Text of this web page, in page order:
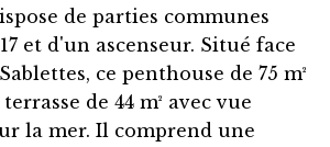
de parties communes
et d'un ascenseur. Situé face
ce penthouse de 75 m²
de 44 m² avec vue
la mer. Il comprend une